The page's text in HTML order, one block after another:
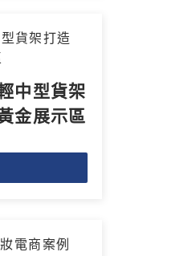
中型貨架
金展示區